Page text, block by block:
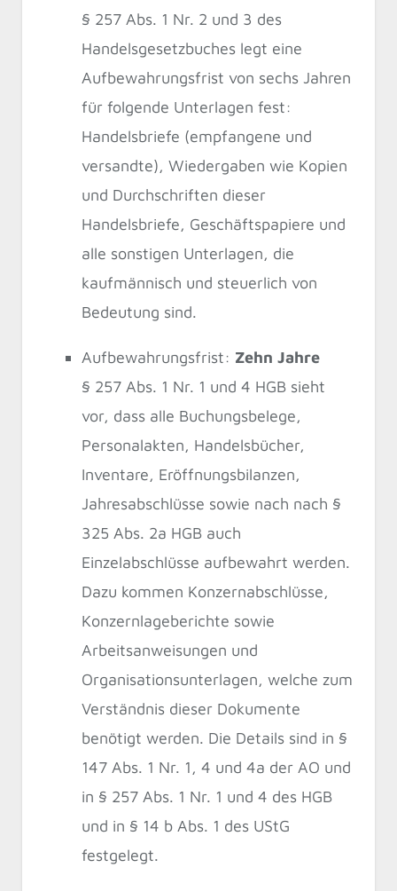
§ 257 Abs. 1 Nr. 2 und 3 des
Handelsgesetzbuches legt eine
Aufbewahrungsfrist von sechs Jahren
für folgende Unterlagen fest:
Handelsbriefe (empfangene und
versandte), Wiedergaben wie Kopien
und Durchschriften dieser
Handelsbriefe, Geschäftspapiere und
alle sonstigen Unterlagen, die
kaufmännisch und steuerlich von
Bedeutung sind.
Aufbewahrungsfrist: Zehn Jahre
§ 257 Abs. 1 Nr. 1 und 4 HGB sieht
vor, dass alle Buchungsbelege,
Personalakten, Handelsbücher,
Inventare, Eröffnungsbilanzen,
Jahresabschlüsse sowie nach nach §
325 Abs. 2a HGB auch
Einzelabschlüsse aufbewahrt werden.
Dazu kommen Konzernabschlüsse,
Konzernlageberichte sowie
Arbeitsanweisungen und
Organisationsunterlagen, welche zum
Verständnis dieser Dokumente
benötigt werden. Die Details sind in §
147 Abs. 1 Nr. 1, 4 und 4a der AO und
in § 257 Abs. 1 Nr. 1 und 4 des HGB
und in § 14 b Abs. 1 des UStG
festgelegt.